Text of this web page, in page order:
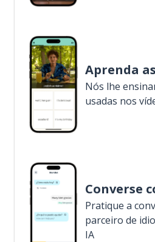
Aprenda
Nós lhe
usadas nos
Converse
Pratique a
parceiro de
IA